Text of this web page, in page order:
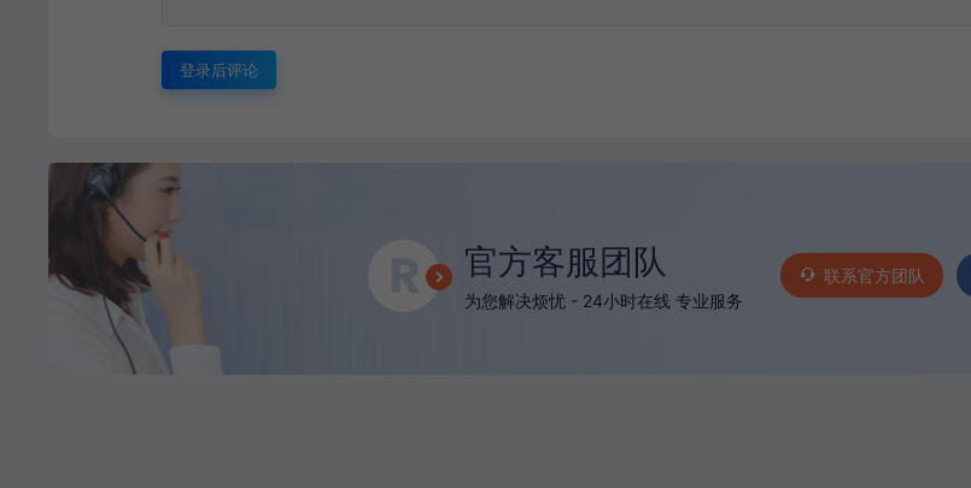
登录后评论
官方客服团队
为您解决烦忧 - 24小时在线 专业服务
联系官方团队